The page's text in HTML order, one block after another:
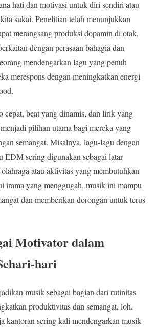
hati dan motivasi untuk diri sendiri atau
sukai. Penelitian telah menunjukkan
merangsang produksi dopamin di otak,
dengan perasaan bahagia dan
mendengarkan lagu yang penuh
merespons dengan meningkatkan energi
cepat, beat yang dinamis, dan lirik yang
pilihan utama bagi mereka yang
semangat. Misalnya, lagu-lagu dengan
EDM sering digunakan sebagai latar
atau aktivitas yang membutuhkan
irama yang menggugah, musik ini mampu
dan memberikan dorongan untuk terus
Motivator dalam
hari
musik sebagai bagian dari rutinitas
produktivitas dan semangat, loh.
kantoran sering kali mendengarkan musik